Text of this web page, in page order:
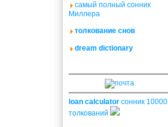
самый полный сонник
Миллера
толкование снов
dream dictionary
loan calculator сонник 10000
толкований